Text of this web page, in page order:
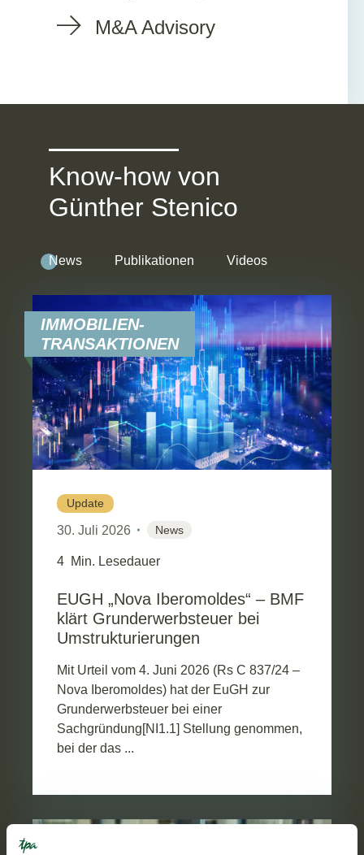
M&A Advisory
Know-how von
Günther Stenico
News Publikationen Videos
IMMOBILIEN-
TRANSAKTIONEN
Update
30. Juli 2026 News
4 Min. Lesedauer
EUGH „Nova Iberomoldes“ – BMF
klärt Grunderwerbsteuer bei
Umstrukturierungen
Mit Urteil vom 4. Juni 2026 (Rs C 837/24 –
Nova Iberomoldes) hat der EuGH zur
Grunderwerbsteuer bei einer
Sachgründung[NI1.1] Stellung genommen,
bei der das ...